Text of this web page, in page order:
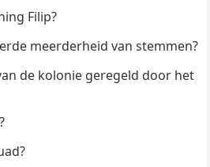
Filip?
meerderheid van stemmen?
de kolonie geregeld door het